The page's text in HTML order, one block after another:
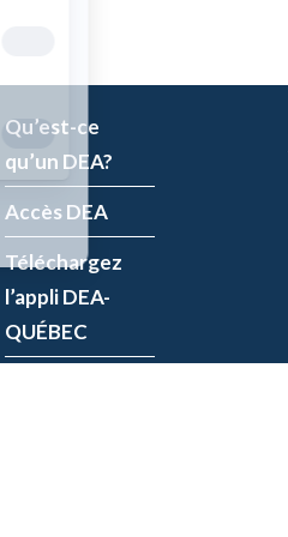
Qu’est-ce
qu’un DEA?
Accès DEA
Téléchargez
l’appli DEA-
QUÉBEC